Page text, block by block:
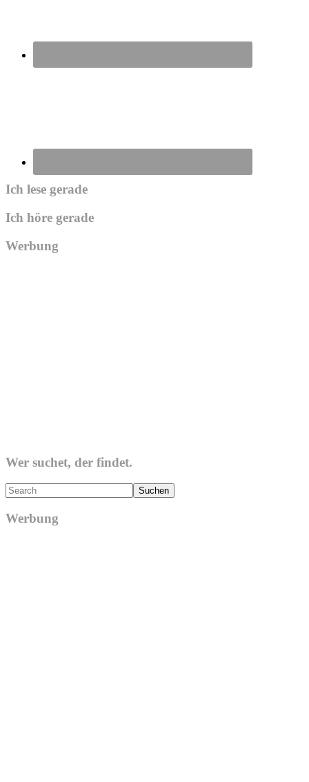
Ich lese gerade
Ich höre gerade
Werbung
Wer suchet, der findet.
Search
Werbung